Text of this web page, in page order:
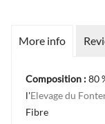
More info
Composition :80
l'Elevage du
Fibre